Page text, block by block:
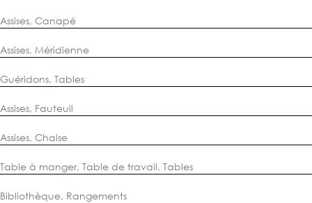
Assises, Canapé
Assises, Méridienne
Guéridons, Tables
Assises, Fauteuil
Assises, Chaise
Table à manger, Table de travail, Tables
Bibliothèque, Rangements